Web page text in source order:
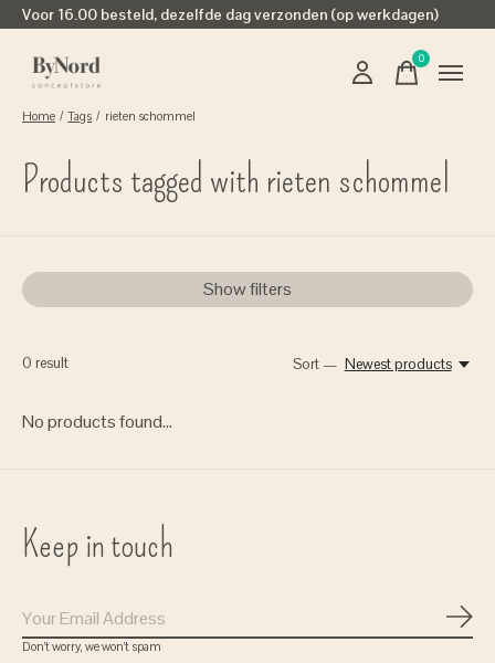
Voor 16.00 besteld, dezelfde dag verzonden (op werkdagen)
0items
Home / Tags / rieten schommel
Products tagged with rieten schommel
Show filters
0 result Sort — Newest products
No products found...
Keep in touch
Don’t worry, we won’t spam